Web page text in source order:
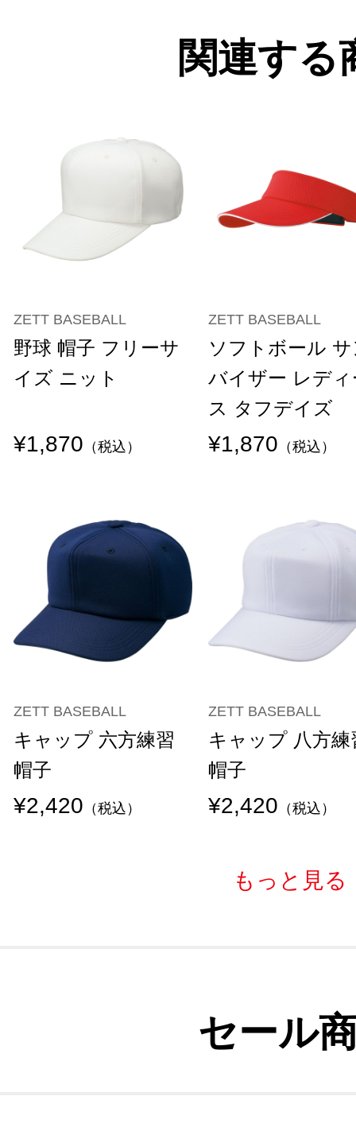
関連する
ZETT BASEBALL
野球 帽子 フリーサ
イズ ニット
¥1,870 （税込）
ZETT BASEBALL
ソフトボール
バイザー レディ
ス タフデイズ
¥1,870 （税込）
ZETT BASEBALL
キャップ 六方練習
帽子
¥2,420 （税込）
ZETT BASEBALL
キャップ 八方練
帽子
¥2,420 （税込）
もっと見る
セール